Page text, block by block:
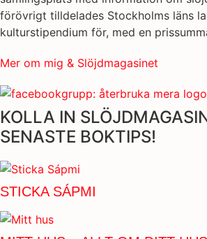
förövrigt tilldelades Stockholms läns
kulturstipendium för, med en
Mer om mig & Slöjdmagasinet
KOLLA IN
SENASTE BOKTIPS!
STICKA SÁPMI